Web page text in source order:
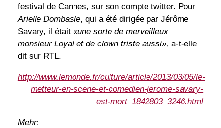
festival de Cannes, sur son compte twitter. Pour
Arielle Dombasle, qui a été dirigée par Jérôme
Savary, il était«une sorte de merveilleux
monsieur Loyal et de clown triste aussi», a-t-elle
dit sur RTL.
http://www.lemonde.fr/culture/article/2013/03/05/le-
metteur-en-scene-et-comedien-jerome-savary-
est-mort_1842803_3246.html
Mehr: